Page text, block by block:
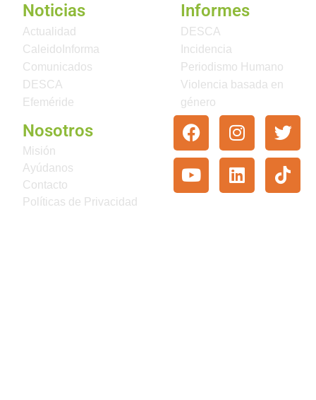
Noticias
Actualidad
CaleidoInforma
Comunicados
DESCA
Efeméride
Informes
DESCA
Incidencia
Periodismo Humano
Violencia basada en
género
Nosotros
Misión
Ayúdanos
Contacto
Políticas de Privacidad